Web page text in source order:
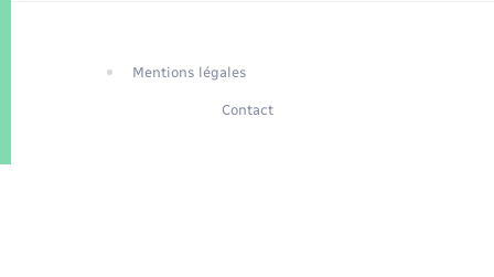
Mentions légales
Contact